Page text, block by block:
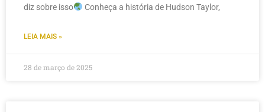
diz sobre isso
Conheça a história de Hudson Taylor,
LEIA MAIS »
28 de março de 2025